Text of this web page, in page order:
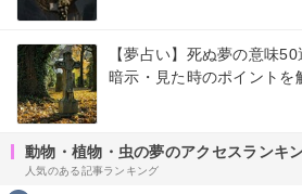
【夢占い】死ぬ夢の意味
暗示・見た時のポイントを
動物・植物・虫の夢のアクセスランキ
人気のある記事ランキング